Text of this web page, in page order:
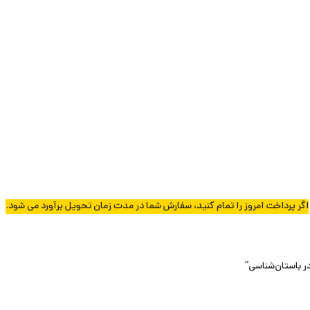
اگر پرداخت امروز را تمام کنید، سفارش شما در مدت زمان تحویل برآورد می شود.
باستان‌شناسی”